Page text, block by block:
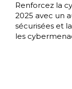
Renforcez la
2025 avec un
sécurisées et
les